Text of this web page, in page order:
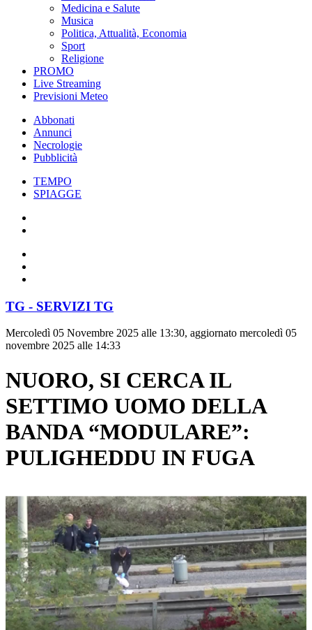
Medicina e Salute
Musica
Politica, Attualità, Economia
Sport
Religione
PROMO
Live Streaming
Previsioni Meteo
Abbonati
Annunci
Necrologie
Pubblicità
TEMPO
SPIAGGE
TG - SERVIZI TG
Mercoledì 05 Novembre 2025 alle 13:30, aggiornato mercoledì 05
novembre 2025 alle 14:33
NUORO, SI CERCA IL
SETTIMO UOMO DELLA
BANDA “MODULARE”:
PULIGHEDDU IN FUGA